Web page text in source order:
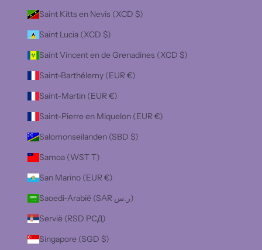
Saint Kitts en Nevis (XCD $)
Saint Lucia (XCD $)
Saint Vincent en de Grenadines (XCD $)
Saint-Barthélemy (EUR €)
Saint-Martin (EUR €)
Saint-Pierre en Miquelon (EUR €)
Salomonseilanden (SBD $)
Samoa (WST T)
San Marino (EUR €)
Saoedi-Arabië (SAR ر.س)
Servië (RSD РСД)
Singapore (SGD $)